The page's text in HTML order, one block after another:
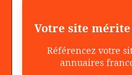
Votre site
Référencez votre
annuaires